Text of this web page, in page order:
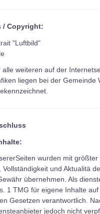
/ Copyright:
"Luftbild"
alle weiteren auf der
liegen bei der Gemeinde
wurden mit
Vollständigkeit und Aktualitä
übernehmen. Als
1 TMG für eigene Inhalte
Gesetzen verantwortlich.
jedoch nicht